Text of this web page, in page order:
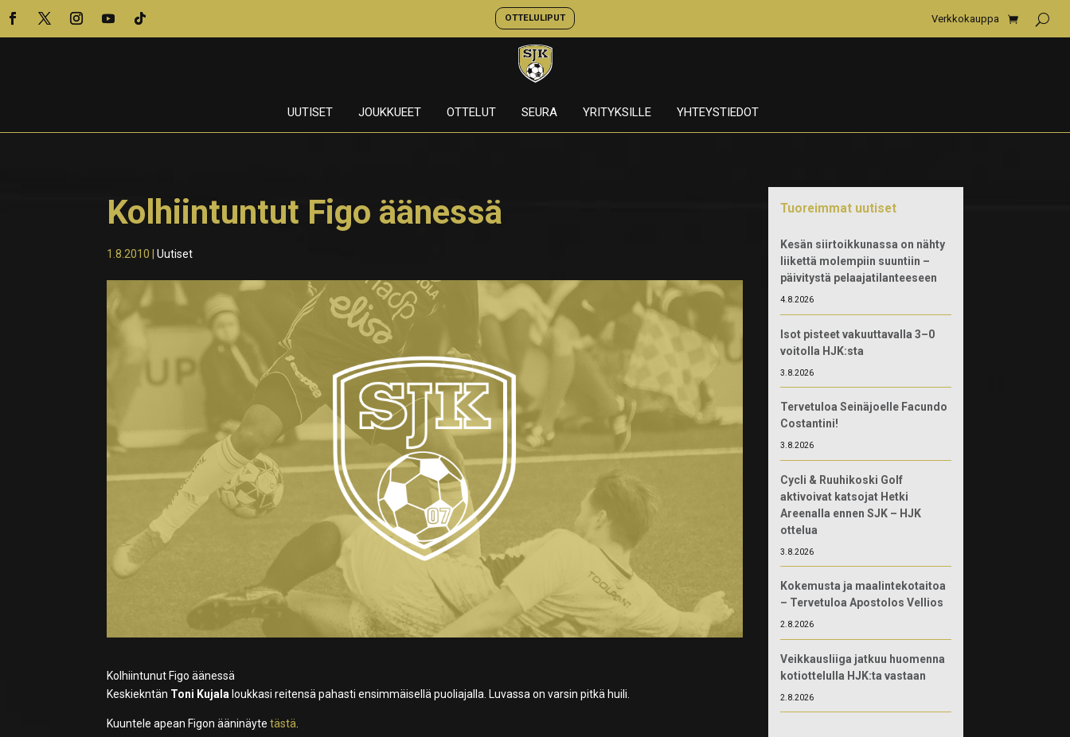
OTTELULIPUT Verkkokauppa
UUTISET JOUKKUEET OTTELUT SEURA YRITYKSILLE YHTEYSTIEDOT
Kolhiintuntut Figo äänessä
1.8.2010 |Uutiset
Kolhiintunut Figo äänessä
Keskiekntän Toni Kujala loukkasi reitensä pahasti ensimmäisellä puoliajalla. Luvassa on varsin pitkä huili.
Kuuntele apean Figon ääninäytetästä.
Tuoreimmat uutiset
Kesän siirtoikkunassa on nähty
liikettä molempiin suuntiin –
päivitystä pelaajatilanteeseen
4.8.2026
Isot pisteet vakuuttavalla 3–0
voitolla HJK:sta
3.8.2026
Tervetuloa Seinäjoelle Facundo
Costantini!
3.8.2026
Cycli & Ruuhikoski Golf
aktivoivat katsojat Hetki
Areenalla ennen SJK – HJK
ottelua
3.8.2026
Kokemusta ja maalintekotaitoa
– Tervetuloa Apostolos Vellios
2.8.2026
Veikkausliiga jatkuu huomenna
kotiottelulla HJK:ta vastaan
2.8.2026